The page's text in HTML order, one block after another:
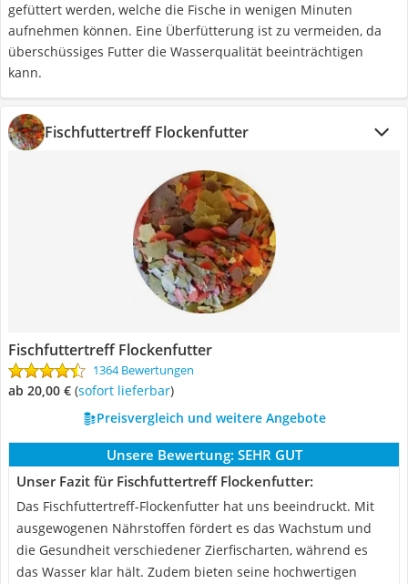
gefüttert werden, welche die Fische in wenigen Minuten
aufnehmen können. Eine Überfütterung ist zu vermeiden, da
überschüssiges Futter die Wasserqualität beeinträchtigen
kann.
Fischfuttertreff Flockenfutter
Fischfuttertreff Flockenfutter
1364 Bewertungen
ab 20,00 € ( Sofort lieferbar)
Preisvergleich und weitere Angebote
Unsere Bewertung: SEHR GUT
Unser Fazit für Fischfuttertreff Flockenfutter:
Das Fischfuttertreff-Flockenfutter hat uns beeindruckt. Mit
ausgewogenen Nährstoffen fördert es das Wachstum und
die Gesundheit verschiedener Zierfischarten, während es
das Wasser klar hält. Zudem bieten seine hochwertigen